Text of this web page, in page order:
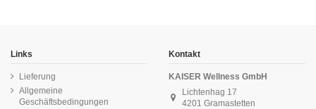
Links
Lieferung
Allgemeine
Geschäftsbedingungen
Kontakt
KAISER Wellness GmbH
Lichtenhag 17
4201 Gramastetten